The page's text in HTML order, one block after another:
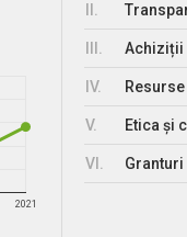
2021
Achiziții
IV.
V. Etica și
VI.